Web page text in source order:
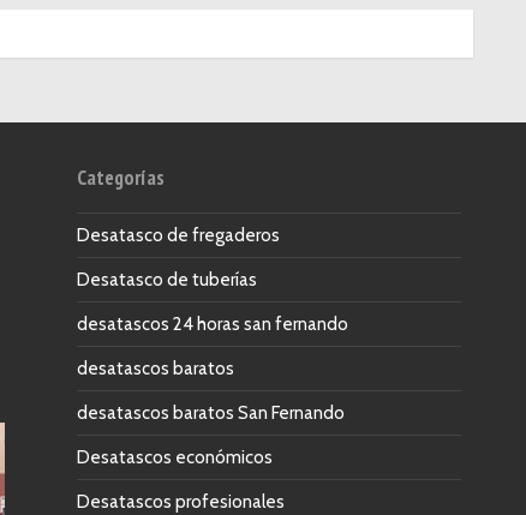
Categorías
Desatasco de fregaderos
Desatasco de tuberías
desatascos 24 horas san fernando
desatascos baratos
desatascos baratos San Fernando
Desatascos económicos
Desatascos profesionales